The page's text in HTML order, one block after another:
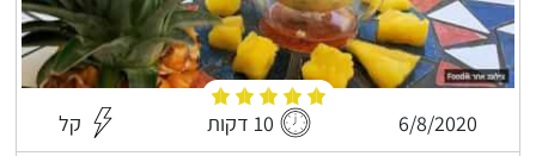
6/8/2020 10 דקות קל